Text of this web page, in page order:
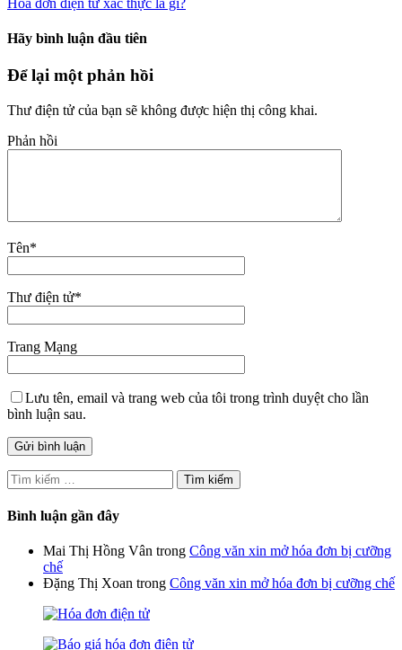
Hãy bình luận đầu tiên
Để lại một phản hồi
Thư điện tử của bạn sẽ không được hiện thị công khai.
Phản hồi
Tên*
Thư điện tử*
Trang Mạng
Lưu tên, email và trang web của tôi trong trình duyệt cho lần
bình luận sau.
Tìm
kiếm
cho:
Bình luận gần đây
Mai Thị Hồng Vân trong Công văn xin mở hóa đơn bị cưỡng
chế
Đặng Thị Xoan trong Công văn xin mở hóa đơn bị cưỡng chế